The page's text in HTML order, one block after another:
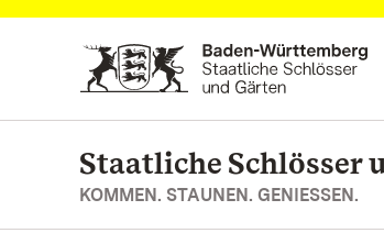
Zum Hauptinhalt springen
Staatliche Schlösser
KOMMEN. STAUNEN. GENIESSEN.